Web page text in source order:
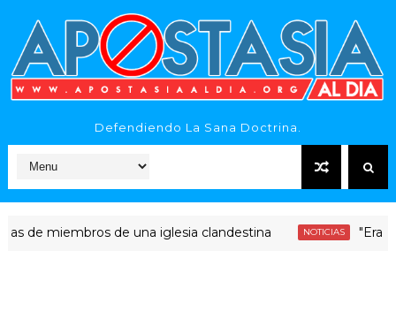
Defendiendo La Sana Doctrina.
de una iglesia clandestina NOTICIAS "Era dinero